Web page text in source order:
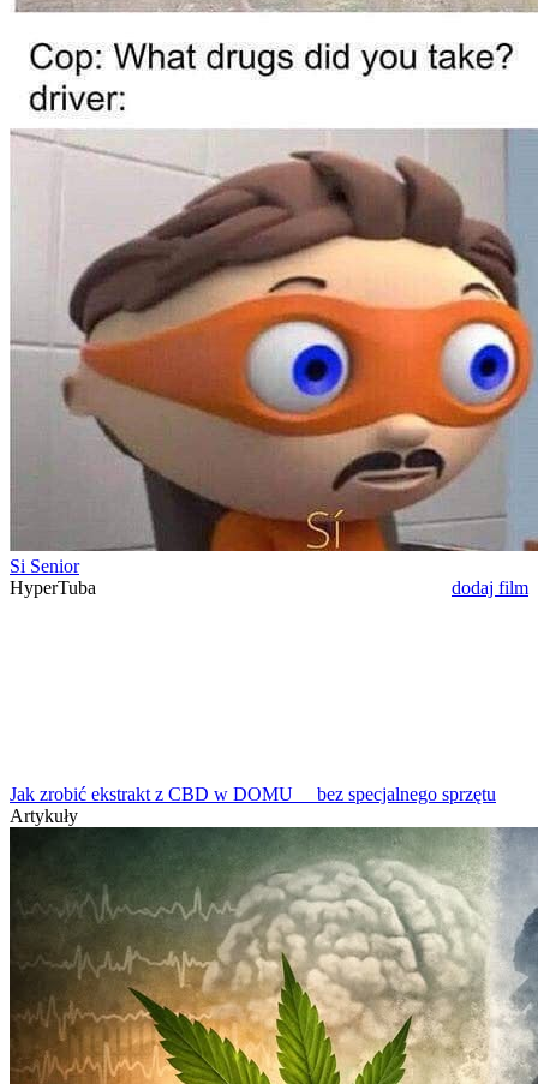
Si Senior
HyperTuba
dodaj film
Jak zrobić ekstrakt z CBD w DOMU_ _bez specjalnego sprzętu
Artykuły